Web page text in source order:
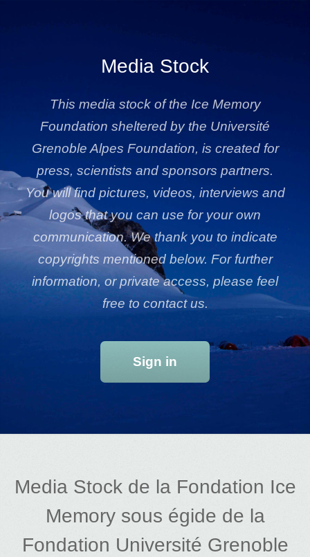
Media Stock
This media stock of the Ice Memory
Foundation sheltered by the Université
Grenoble Alpes Foundation, is created for
press, scientists and sponsors partners.
You will find pictures, videos, interviews and
logos that you can use for your own
communication. We thank you to indicate
copyrights mentioned below. For further
information, or private access, please feel
free to contact us.
Sign in
Media Stock de la Fondation Ice
Memory sous égide de la
Fondation Université Grenoble